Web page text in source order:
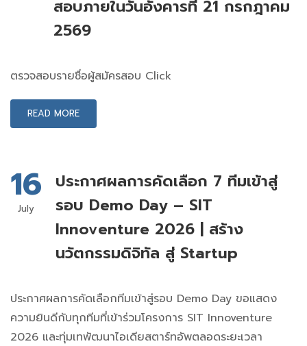
สอบภายในวันอังคารที่ 21 กรกฎาคม
2569
ตรวจสอบรายชื่อผู้สมัครสอบ Click
READ MORE
16
July
ประกาศผลการคัดเลือก 7 ทีมเข้าสู่
รอบ Demo Day – SIT
Innoventure 2026 | สร้าง
นวัตกรรมดิจิทัล สู่ Startup
ประกาศผลการคัดเลือกทีมเข้าสู่รอบ Demo Day ขอแสดง
ความยินดีกับทุกทีมที่เข้าร่วมโครงการ SIT Innoventure
2026 และทุ่มเทพัฒนาไอเดียสตาร์ทอัพตลอดระยะเวลา